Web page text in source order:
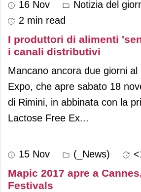
16 Nov
Notizia del
2 min read
I produttori di alimenti
i canali distributivi
Mancano ancora due giorni
Expo, che apre sabato 18
di Rimini, in abbinata con la
Lactose Free Ex...
15 Nov (_News)
Mapic 2017 apre a
Festivals